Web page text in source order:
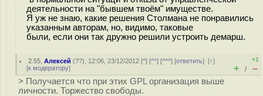
деятельности на "бывшем твоём" имуществе.
Я уж не знаю, какие решения Столмана не понравились
указанным авторам, но, видимо, таковые
были, если они так дружно решили устроить демарш.
2.55 ,Алексей (??), 12:06, 23/12/2012 [^] [^^] [^^^] [ответить][↑]
[к модератору]
+1
+ / –
> Получается что при этих GPL организация выше
личности. Торжество свободы.